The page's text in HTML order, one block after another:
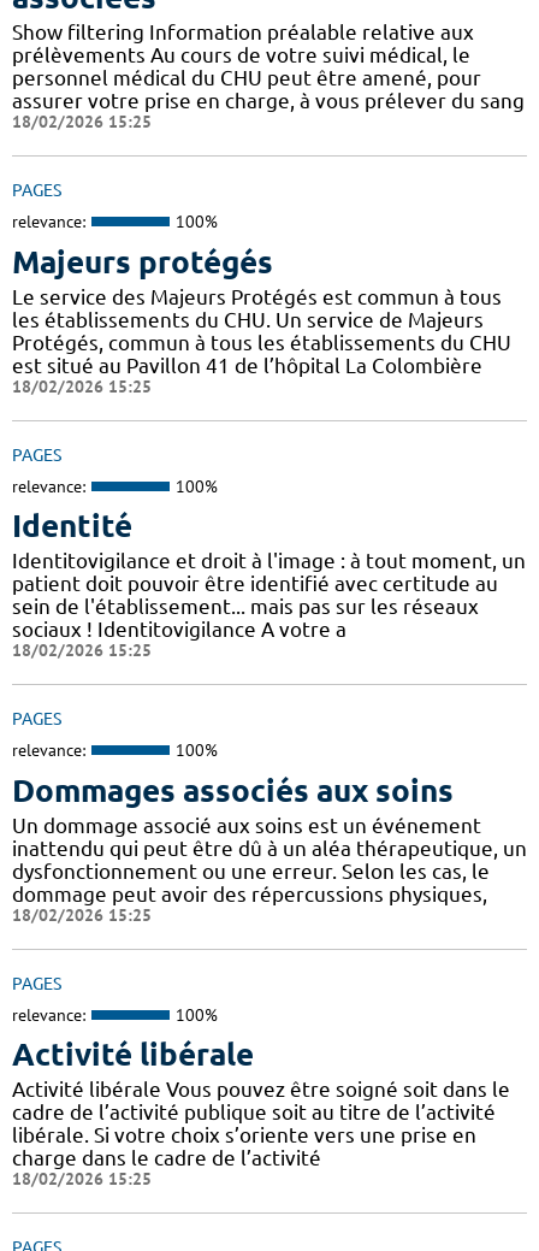
Show filtering Information préalable relative aux
prélèvements Au cours de votre suivi médical, le
personnel médical du CHU peut être amené, pour
assurer votre prise en charge, à vous prélever du sang
18/02/2026 15:25
PAGES
relevance: 100%
Majeurs protégés
Le service des Majeurs Protégés est commun à tous
les établissements du CHU. Un service de Majeurs
Protégés, commun à tous les établissements du CHU
est situé au Pavillon 41 de l’hôpital La Colombière
18/02/2026 15:25
PAGES
relevance: 100%
Identité
Identitovigilance et droit à l'image : à tout moment, un
patient doit pouvoir être identifié avec certitude au
sein de l'établissement... mais pas sur les réseaux
sociaux ! Identitovigilance A votre a
18/02/2026 15:25
PAGES
relevance: 100%
Dommages associés aux soins
Un dommage associé aux soins est un événement
inattendu qui peut être dû à un aléa thérapeutique, un
dysfonctionnement ou une erreur. Selon les cas, le
dommage peut avoir des répercussions physiques,
18/02/2026 15:25
PAGES
relevance: 100%
Activité libérale
Activité libérale Vous pouvez être soigné soit dans le
cadre de l’activité publique soit au titre de l’activité
libérale. Si votre choix s’oriente vers une prise en
charge dans le cadre de l’activité
18/02/2026 15:25